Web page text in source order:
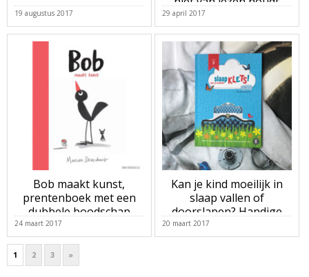
19 augustus 2017 29 april 2017
Bob maakt kunst,
prentenboek met een
dubbele boodschap
24 maart 2017
Kan je kind moeilijk in
slaap vallen of
doorslapen? Handige
20 maart 2017
1 2 3 »